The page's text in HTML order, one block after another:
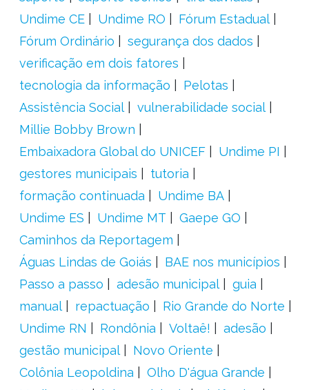
Undime CE
Undime RO
Fórum Estadual
Fórum Ordinário
segurança dos dados
verificação em dois fatores
tecnologia da informação
Pelotas
Assistência Social
vulnerabilidade social
Millie Bobby Brown
Embaixadora Global do UNICEF
Undime PI
gestores municipais
tutoria
formação continuada
Undime BA
Undime ES
Undime MT
Gaepe GO
Caminhos da Reportagem
Águas Lindas de Goiás
BAE nos municípios
Passo a passo
adesão municipal
guia
manual
repactuação
Rio Grande do Norte
Undime RN
Rondônia Voltaê!
adesão
gestão municipal
Novo Oriente
Colônia Leopoldina
Olho D'água Grande